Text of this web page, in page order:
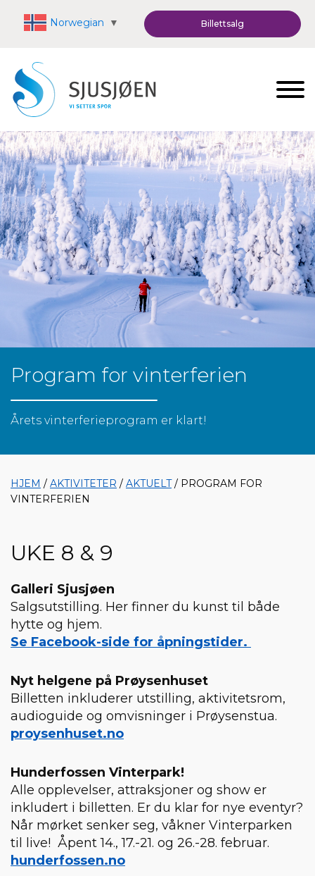
Norwegian ▼ Billettsalg
Program for vinterferien
Årets vinterferieprogram er klart!
HJEM / AKTIVITETER / AKTUELT/ PROGRAM FOR
VINTERFERIEN
UKE 8 & 9
Galleri Sjusjøen
Salgsutstilling. Her finner du kunst til både
hytte og hjem.
Se Facebook-side for åpningstider.
Nyt helgene på Prøysenhuset
Billetten inkluderer utstilling, aktivitetsrom,
audioguide og omvisninger i Prøysenstua.
proysenhuset.no
Hunderfossen Vinterpark!
Alle opplevelser, attraksjoner og show er
inkludert i billetten. Er du klar for nye eventyr?
Når mørket senker seg, våkner Vinterparken
til live! Åpent 14., 17.-21. og 26.-28. februar.
hunderfossen.no